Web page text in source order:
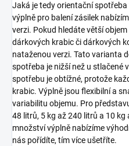
Jaká je tedy orientační
výplně pro balení zásilek
verzi. Pokud hledáte větší
dárkových krabic či dárkových
nataženou verzi. Tato varianta
spotřeba je nižší než u stlačené
spotřebu je obtížné, protože
krabic. Výplně jsou flexibilní a
variabilitu objemu. Pro
48 litrů, 5 kg až 240 litrů a 10
množství výplně nabízíme
nás pořídíte, tím více ušetříte.